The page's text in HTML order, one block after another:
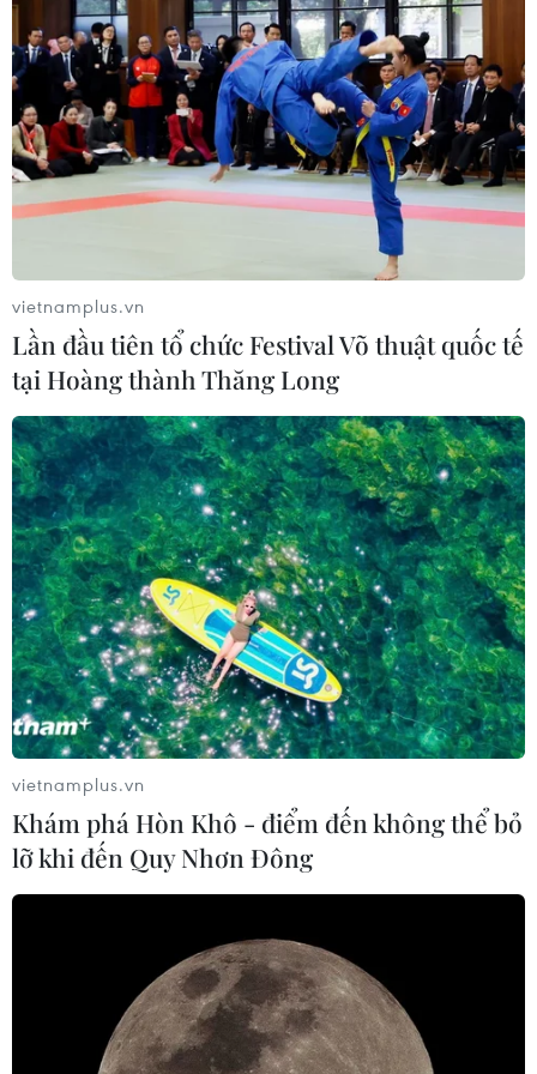
các tổ chức, cá nhân không hoàn thành chức
trách, nhiệm vụ được giao.../.
Phòng tuyến góp phần
ngăn chặn tàu cá khai thác
hải sản trái phép
trường hợp vi phạm nhằm ngăn
chặn, chấm dứt tình trạng tàu cá
của ngư dân Việt Nam khai thác
hải sản bất hợp pháp.
(TTXVN/Vietnam+)
vietnamplus.vn
Lần đầu tiên tổ chức Festival Võ thuật quốc tế
tại Hoàng thành Thăng Long
vietnamplus.vn
Khám phá Hòn Khô - điểm đến không thể bỏ
lỡ khi đến Quy Nhơn Đông